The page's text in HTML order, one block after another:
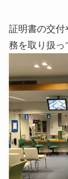
証明書の交付
務を取り扱っ